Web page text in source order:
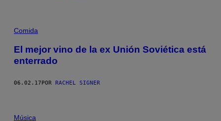
Comida
El mejor vino de la ex Unión Soviética está
enterrado
06.02.17POR RACHEL SIGNER
Música